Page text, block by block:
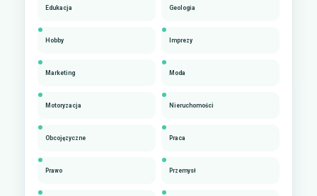
Edukacja Geologia
Hobby Imprezy
Marketing Moda
Motoryzacja Nieruchomości
Obcojęzyczne Praca
Prawo Przemysł